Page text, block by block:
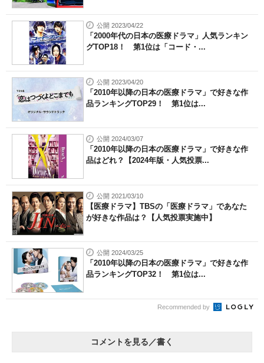
公開 2023/04/22
「2000年代の日本の医療ドラマ」人気ランキン
グTOP18！ 第1位は「コード・...
公開 2023/04/20
「2010年以降の日本の医療ドラマ」で好きな作
品ランキングTOP29！ 第1位は...
公開 2024/03/07
「2010年以降の日本の医療ドラマ」で好きな作
品はどれ？【2024年版・人気投票...
公開 2021/03/10
【医療ドラマ】TBSの「医療ドラマ」であなた
が好きな作品は？【人気投票実施中】
公開 2024/03/25
「2010年以降の日本の医療ドラマ」で好きな作
品ランキングTOP32！ 第1位は...
Recommended by
コメントを見る／書く